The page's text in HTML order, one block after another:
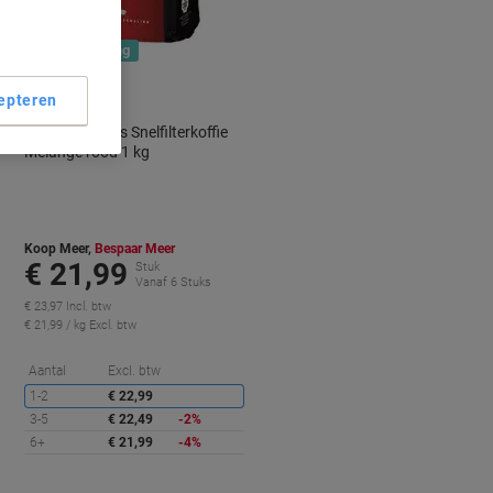
Korting
Nieuw bij Viking
Douwe Egberts Snelfilterkoffie
Melange rood 1 kg
Koop Meer, Bespaar Meer
€ 21,99
Stuk
Vanaf 6 Stuks
€ 23,97 Incl. btw
€ 21,99 / kg Excl. btw
Aantal Excl. btw
1-2
€ 22,99
3-5
€ 22,49
-2%
6+
€ 21,99 -4%